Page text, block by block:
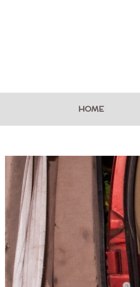
HOME